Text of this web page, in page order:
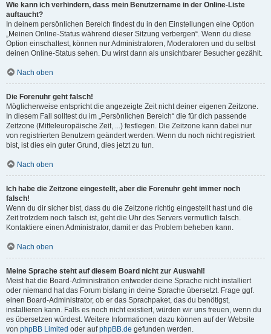
Wie kann ich verhindern, dass mein Benutzername in der Online-Liste
auftaucht?
In deinem persönlichen Bereich findest du in den Einstellungen eine Option
„Meinen Online-Status während dieser Sitzung verbergen“. Wenn du diese
Option einschaltest, können nur Administratoren, Moderatoren und du selbst
deinen Online-Status sehen. Du wirst dann als unsichtbarer Besucher gezählt.
Nach oben
Die Forenuhr geht falsch!
Möglicherweise entspricht die angezeigte Zeit nicht deiner eigenen Zeitzone.
In diesem Fall solltest du im „Persönlichen Bereich“ die für dich passende
Zeitzone (Mitteleuropäische Zeit, ...) festlegen. Die Zeitzone kann dabei nur
von registrierten Benutzern geändert werden. Wenn du noch nicht registriert
bist, ist dies ein guter Grund, dies jetzt zu tun.
Nach oben
Ich habe die Zeitzone eingestellt, aber die Forenuhr geht immer noch
falsch!
Wenn du dir sicher bist, dass du die Zeitzone richtig eingestellt hast und die
Zeit trotzdem noch falsch ist, geht die Uhr des Servers vermutlich falsch.
Kontaktiere einen Administrator, damit er das Problem beheben kann.
Nach oben
Meine Sprache steht auf diesem Board nicht zur Auswahl!
Meist hat die Board-Administration entweder deine Sprache nicht installiert
oder niemand hat das Forum bislang in deine Sprache übersetzt. Frage ggf.
einen Board-Administrator, ob er das Sprachpaket, das du benötigst,
installieren kann. Falls es noch nicht existiert, würden wir uns freuen, wenn du
es übersetzen würdest. Weitere Informationen dazu können auf der Website
von phpBB Limited oder aufphpBB.de gefunden werden.